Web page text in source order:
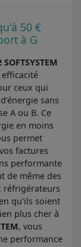
50 €
à G
efficacité
ceux qui
sans
A ou B. Ce
en moins
permet
factures
performante
de même des
réfrigérateurs
qu'ils soient
plus cher à
, vous
performance